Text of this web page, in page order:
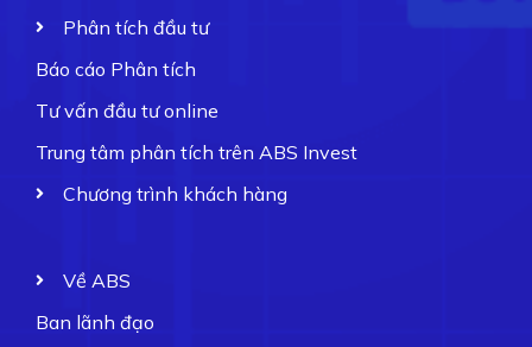
Phân tích đầu tư
Báo cáo Phân tích
Tư vấn đầu tư online
Trung tâm phân tích trên ABS Invest
Chương trình khách hàng
Về ABS
Ban lãnh đạo